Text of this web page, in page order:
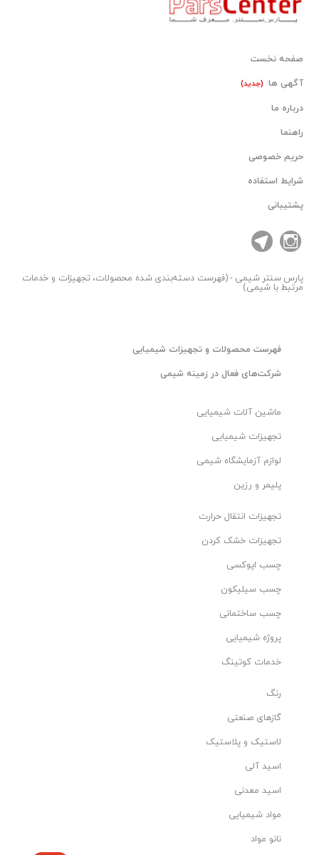
صفحه نخست
آگهی ها (جدید)
درباره ما
راهنما
حریم خصوصی
شرایط استفاده
پشتیبانی
پارس سنترشیمی - (فهرست دسته‌بندی شده محصولات، تجهیزات و خدمات
مرتبط با شیمی)
فهرست محصولات و تجهیزات شیمیایی
شرکت‌های فعال در زمینه شیمی
ماشین آلات شیمیایی
تجهیزات شیمیایی
لوازم آزمایشگاه شیمی
پلیمر و رزین
تجهیزات انتقال حرارت
تجهیزات خشک کردن
چسب اپوکسی
چسب سیلیکون
چسب ساختمانی
پروژه شیمیایی
خدمات کوتینگ
رنگ
گازهای صنعتی
لاستیک و پلاستیک
اسید آلی
اسید معدنی
مواد شیمیایی
نانو مواد